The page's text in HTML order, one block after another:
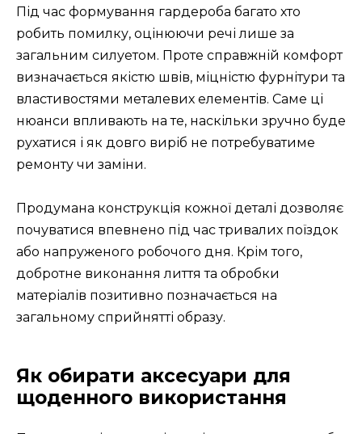
Під час формування гардероба багато хто
робить помилку, оцінюючи речі лише за
загальним силуетом. Проте справжній комфорт
визначається якістю швів, міцністю фурнітури та
властивостями металевих елементів. Саме ці
нюанси впливають на те, наскільки зручно буде
рухатися і як довго виріб не потребуватиме
ремонту чи заміни.
Продумана конструкція кожної деталі дозволяє
почуватися впевнено під час тривалих поїздок
або напруженого робочого дня. Крім того,
добротне виконання лиття та обробки
матеріалів позитивно позначається на
загальному сприйнятті образу.
Як обирати аксесуари для
щоденного використання